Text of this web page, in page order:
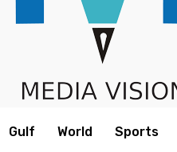
Gulf World Sports